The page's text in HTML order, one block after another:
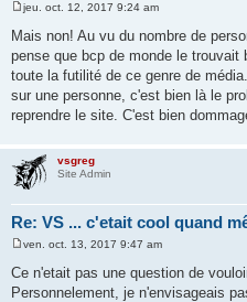
M
e
s
s
a
g
e
jeu. oct. 12, 2017 9:24 am
Mais non! Au vu du nombre de
pense que bcp de monde le
toute la futilité de ce genre de
sur une personne, c'est bien là le
reprendre le site. C'est bien
vsgreg
Site Admin
Re: VS ... c'etait cool quand
s
s
ven. oct. 13, 2017 9:47 am
Ce n'etait pas une question de
Personnelement, je n'envisageais